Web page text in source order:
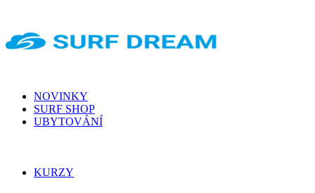
NOVINKY
SURF SHOP
UBYTOVÁNÍ
KURZY